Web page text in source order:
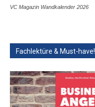
VC Magazin Wandkalender 2026
Fachlektüre & Must-have!